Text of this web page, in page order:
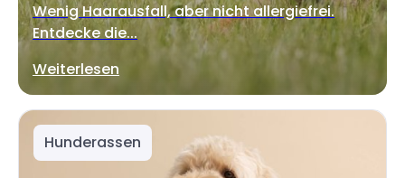
Wenig Haarausfall, aber nicht allergiefrei.
Entdecke die...
Weiterlesen
Hunderassen